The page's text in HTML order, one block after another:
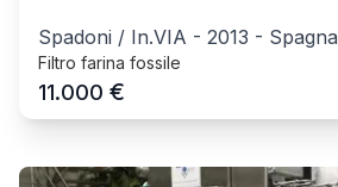
Spadoni / In.VIA - 2013 - Spagna
Filtro farina fossile
11.000 €